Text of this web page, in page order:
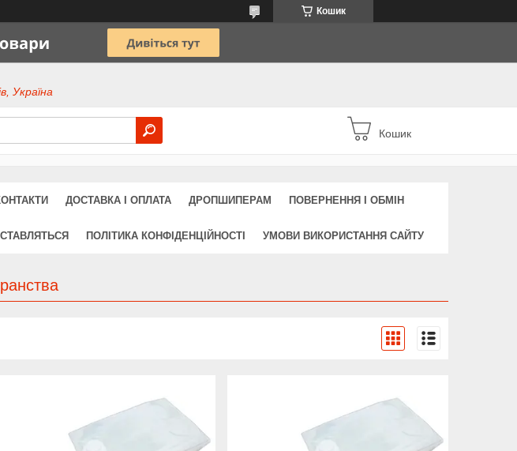
Кошик
Україна
Кошик
ДОСТАВКА І ОПЛАТА ДРОПШИПЕРАМ ПОВЕРНЕННЯ І ОБМІН
ПОЛІТИКА КОНФІДЕНЦІЙНОСТІ УМОВИ ВИКОРИСТАННЯ САЙТУ